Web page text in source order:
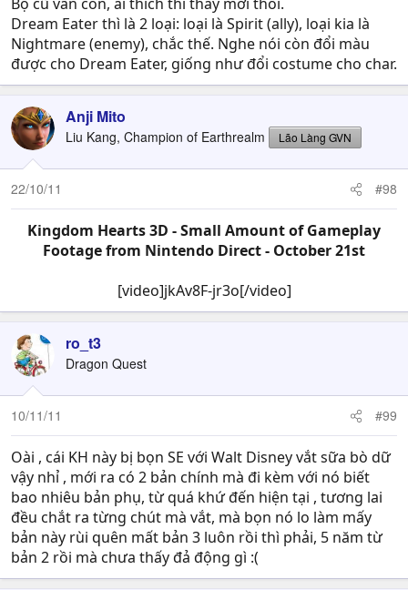
Dream Eater thì là 2 loại: loại là Spirit (ally), loại kia là
Nightmare (enemy), chắc thế. Nghe nói còn đổi màu
được cho Dream Eater, giống như đổi costume cho char.
Anji Mito
Liu Kang, Champion of Earthrealm Lão Làng GVN
22/10/11 #98
Kingdom Hearts 3D - Small Amount of Gameplay
Footage from Nintendo Direct - October 21st
[video]jkAv8F-jr3o[/video]​
ro_t3
Dragon Quest
10/11/11 #99
Oài , cái KH này bị bọn SE với Walt Disney vắt sữa bò dữ
vậy nhỉ , mới ra có 2 bản chính mà đi kèm với nó biết
bao nhiêu bản phụ, từ quá khứ đến hiện tại , tương lai
đều chắt ra từng chút mà vắt, mà bọn nó lo làm mấy
bản này rùi quên mất bản 3 luôn rồi thì phải, 5 năm từ
bản 2 rồi mà chưa thấy đả động gì :(